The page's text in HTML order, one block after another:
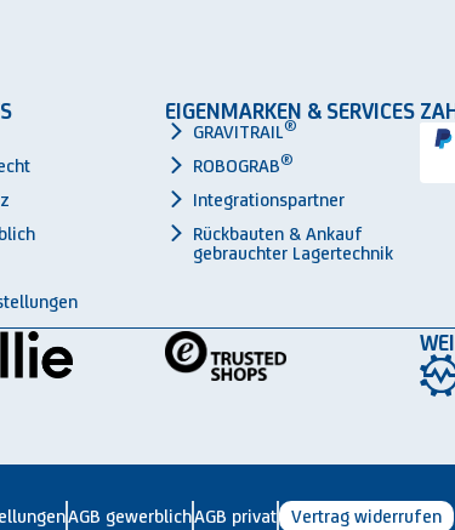
EIGENMARKEN & SERVICES
GRAVITRAIL®
ROBOGRAB®
Integrationspartner
Rückbauten & Ankauf
gebrauchter Lagertechnik
AGB gewerblichAGB privat Vertrag widerrufen